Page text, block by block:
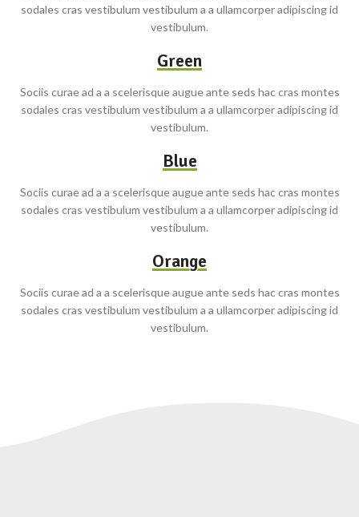
sodales cras vestibulum vestibulum a a ullamcorper adipiscing id
vestibulum.
Green
Sociis curae ad a a scelerisque augue ante seds hac cras montes
sodales cras vestibulum vestibulum a a ullamcorper adipiscing id
vestibulum.
Blue
Sociis curae ad a a scelerisque augue ante seds hac cras montes
sodales cras vestibulum vestibulum a a ullamcorper adipiscing id
vestibulum.
Orange
Sociis curae ad a a scelerisque augue ante seds hac cras montes
sodales cras vestibulum vestibulum a a ullamcorper adipiscing id
vestibulum.